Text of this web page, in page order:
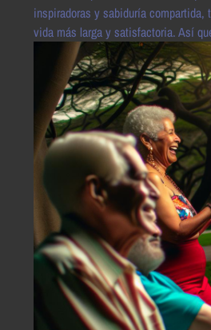
inspiradoras y sabiduría
vida más larga y satisfactoria. Así